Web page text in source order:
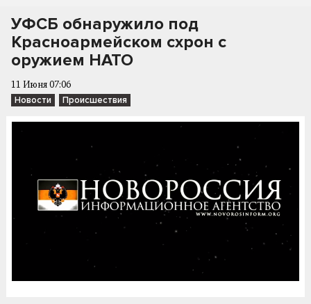
УФСБ обнаружило под
Красноармейском схрон с
оружием НАТО
11 Июня 07:06
Новости Происшествия